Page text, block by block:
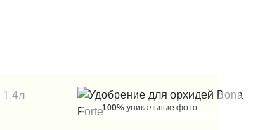
100% уникальные фото